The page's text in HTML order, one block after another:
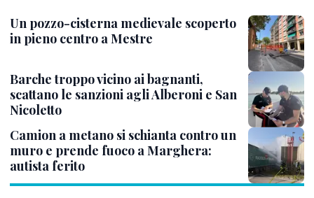
Un pozzo-cisterna medievale scoperto
in pieno centro a Mestre
Barche troppo vicino ai bagnanti,
scattano le sanzioni agli Alberoni e San
Nicoletto
Camion a metano si schianta contro un
muro e prende fuoco a Marghera:
autista ferito